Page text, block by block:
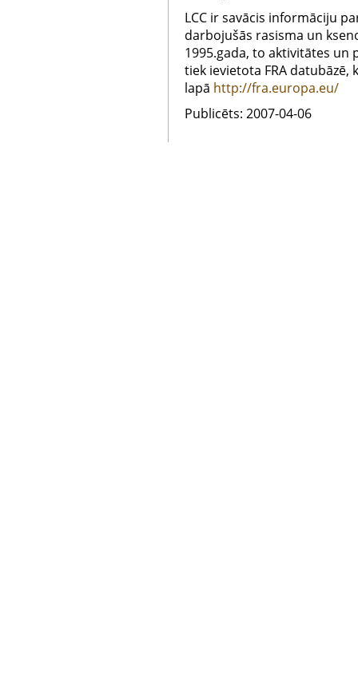
LCC ir savācis informāciju
darbojušās rasisma un
1995.gada, to aktivitātes un
tiek ievietota FRA datubāzē,
lapā http://fra.europa.eu/
Publicēts: 2007-04-06